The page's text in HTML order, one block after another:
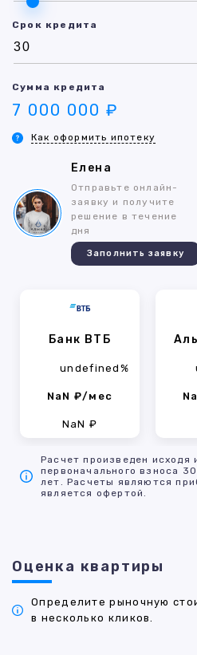
Срок кредита
Сумма кредита
7 000 000 ₽
Как оформить ипотеку
Елена
Отправьте онлайн-
заявку и получите
решение в течение
дня
Заполнить заявку
Банк ВТБ
undefined%
NaN ₽/мес
NaN ₽
Расчет произведен исходя
первоначального взноса
лет. Расчеты являются
является офертой.
Оценка квартиры
Определите рыночную
в несколько кликов.